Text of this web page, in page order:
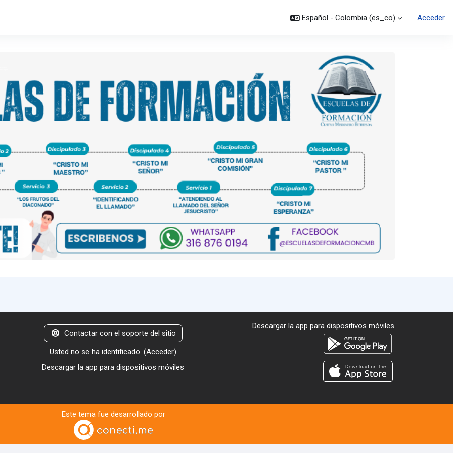
Español - Colombia ‎(es_co)‎ Acceder
Contactar con el soporte del sitio
Usted no se ha identificado. (Acceder)
Descargar la app para dispositivos móviles
Descargar la app para dispositivos móviles
Este tema fue desarrollado por